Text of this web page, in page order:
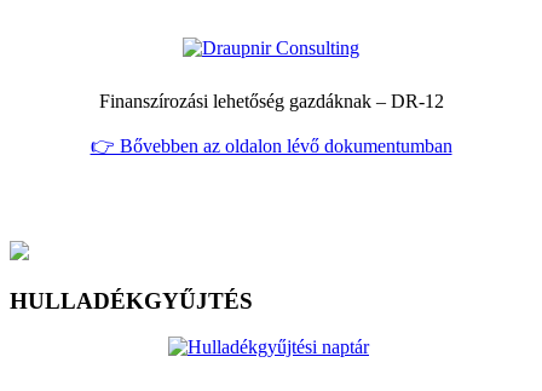
Finanszírozási lehetőség gazdáknak – DR‑12
👉 Bővebben az oldalon lévő dokumentumban
HULLADÉKGYŰJTÉS